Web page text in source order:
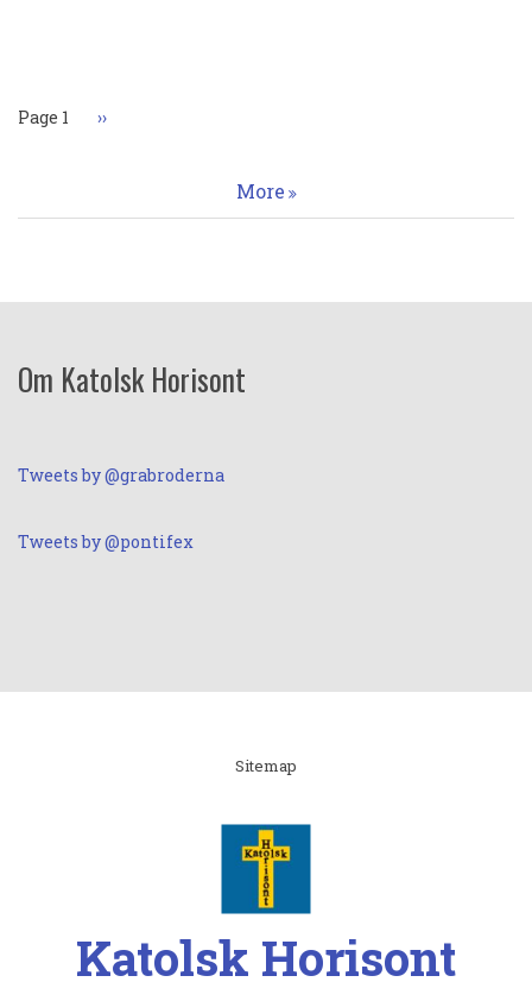
Page 1 Nästa
››
More
Om Katolsk Horisont
Tweets by @grabroderna
Tweets by @pontifex
Sitemap
Katolsk Horisont